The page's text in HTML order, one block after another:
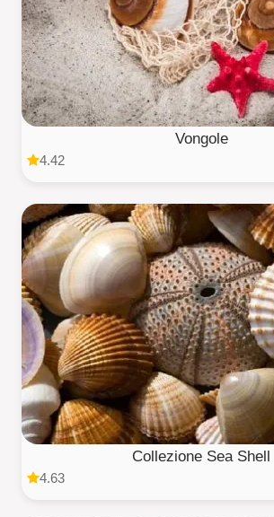
Vongole
4.42
Collezione Sea Shell
4.63